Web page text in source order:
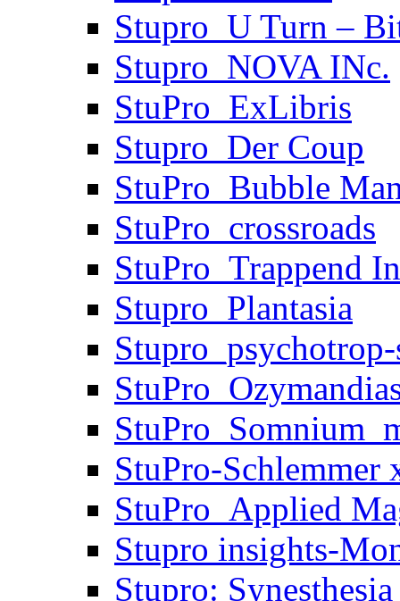
Stupro_U Turn –
Stupro_NOVA INc.
StuPro_ExLibris
Stupro_Der Coup
StuPro_Bubble
StuPro_crossroads
StuPro_Trappend
Stupro_Plantasia
StuPro-Schlemmer
StuPro_Applied
Stupro insights-
Stupro: Synesthesia